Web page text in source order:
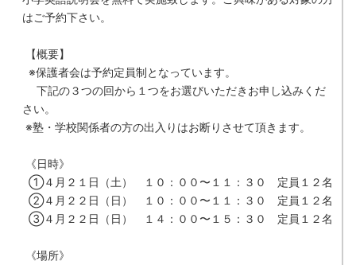
はご予約下さい。
【概要】
※保護者会は予約定員制となっています。
下記の３つの回から１つをお選びいただきお申し込みくだ
さい。
※塾・学校関係者の方の出入りはお断りさせて頂きます。
《日時》
①４月２１日（土） １０：００〜１１：３０ 定員１２名
②４月２２日（日） １０：００〜１１：３０ 定員１２名
③４月２２日（日） １４：００〜１５：３０ 定員１２名
《場所》